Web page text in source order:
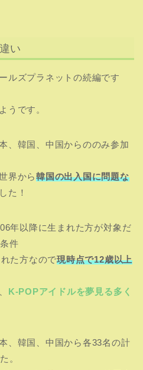
い
ルズプラネットの続編です
うです。
、韓国、中国からののみ参加
界から韓国の出入国に問題な
た！
年以降に生まれた方が対象だ
件
た方なので現時点で12歳以上
K-POPアイドルを夢見る多く
、韓国、中国から各33名の計
。